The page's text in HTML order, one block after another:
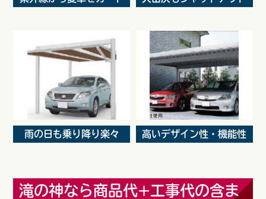
雨の日も乗り降り楽々 高いデザイン性・機能性
滝の神なら商品代+工事代の含ま